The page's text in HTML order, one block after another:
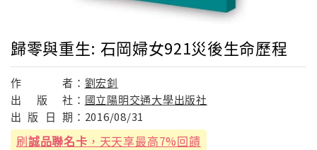
歸零與重生: 石岡婦女921災後生命歷程
作 者： 劉宏釗
出
版 社： 國立陽明交通大學出版社
出 版 日 期： 2016/08/31
刷誠品聯名卡 ，天天享最高7%回饋